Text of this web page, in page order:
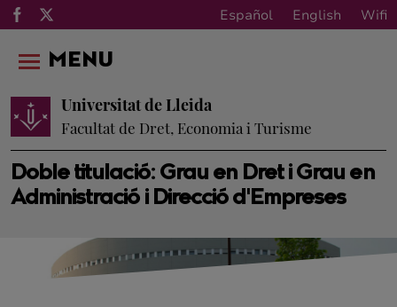
Español English Wifi
Doble titulació: Grau en Dret i Grau en
Administració i Direcció d'Empreses
Universitat de Lleida
Facultat de Dret, Economia i Turisme
MENU